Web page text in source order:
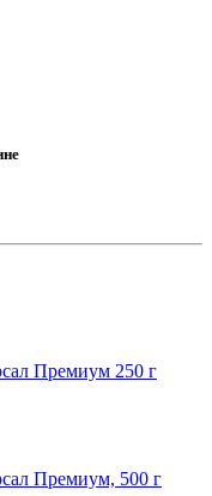
Премиум 250 г
Премиум, 500 г